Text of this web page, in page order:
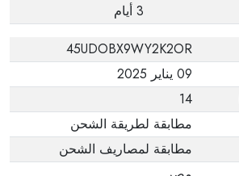
3 أيام
45UDOBX9WY2K2OR
09 يناير 2025
14
مطابقة لطريقة الشحن
مطابقة لمصاريف الشحن